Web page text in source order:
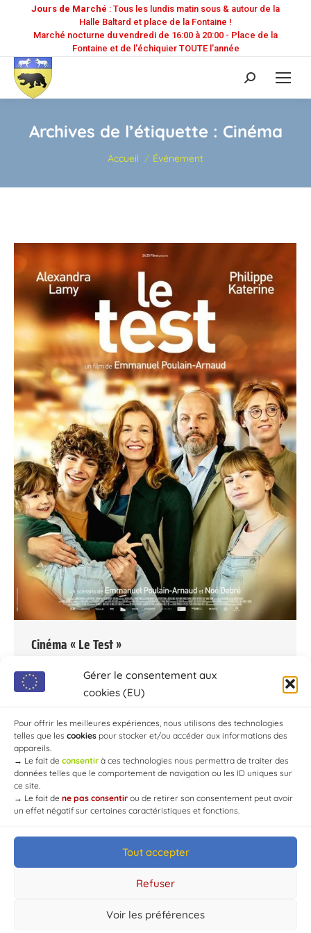
Gérer le consentement aux
cookies (EU)
Pour offrir les meilleures expériences, nous utilisons des technologies
telles que les cookies pour stocker et/ou accéder aux informations des
appareils.
→ Le fait de consentir à ces technologies nous permettra de traiter des
données telles que le comportement de navigation ou les ID uniques sur
ce site.
→ Le fait de ne pas consentir ou de retirer son consentement peut avoir
un effet négatif sur certaines caractéristiques et fonctions.
Tout accepter
Refuser
Voir les préférences
Jours de Marché : Tous les lundis matin sous & autour de la
Halle Baltard et place de la Fontaine !
Marché nocturne du vendredi de 16:00 à 20:00 - Place de la
Fontaine et de l'échiquier TOUTE l'année
Recherche
:
Archives de l’étiquette : Cinéma
Vous êtes ici :
Accueil Événement
Cinéma « Le Test »
Vendredi 4 février : Cinéma « Le Test » à 20h30 au
places : 22,50 € Contact : 03 25 40 15 89
© Mairie de Chaource [2004-2024] | Tous droits réservés.
Developed byWEB3-DESIGN